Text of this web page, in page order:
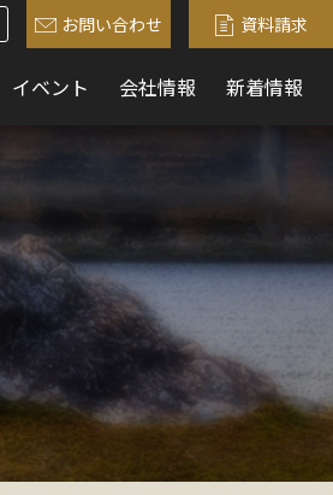
お問い合わせ 資料請求
イベント 会社情報 新着情報